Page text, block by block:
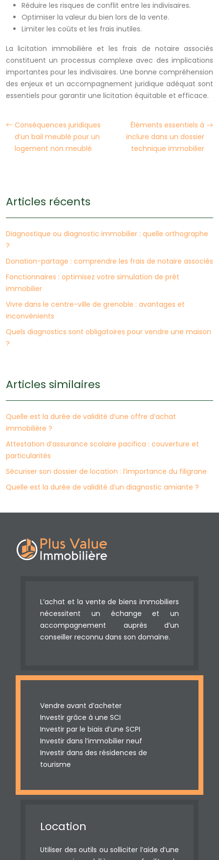
Réduire les risques de conflit entre les indivisaires.
Optimiser la valeur du bien lors de la vente.
Limiter les coûts et les frais inutiles.
La licitation immobilière et les frais de notaire associés
constituent un processus complexe avec des implications
importantes pour les indivisaires. Une bonne compréhension
des enjeux et un accompagnement juridique adéquat sont
essentiels pour garantir une licitation équitable et efficace.
Conséquences juridiques
d’un bail meublé pour un
logement non meublé
Éléments essentiels à
inclure dans un dossier
technique immobilier
Articles récents
Diagnostique ou diagnostic immobilier : quelle orthographe
?
Donation-partage : comprendre les frais de notaire associés
Fonctionnaires : optimisez votre simulation de prêt
immobilier
Vivre dans le centre-ville de grenoble : avantages et
inconvénients
Quels diagnostics sont obligatoires pour vendre une maison
?
Articles similaires
Quelle est la durée de validité d’une offre d’achat
immobilière ?
Attestation d’assurance scolaire pacifica : couverture et
particularités
Sécuriser son dossier de location : l’importance du filigrane
Quelle est la durée de validité d’un diagnostic amiante ?
L’achat et la vente de biens immobiliers
nécessitent un échange et un
accompagnement auprès d’un
conseiller reconnu dans son domaine.
Vendre avant d’acheter
Investir grâce à une SCI
Investir par le biais d’une SCPI
Investir dans l’immobilier neuf
Investir dans des résidences de
tourisme
Location
Utiliser des outils ou solliciter l’aide d’une